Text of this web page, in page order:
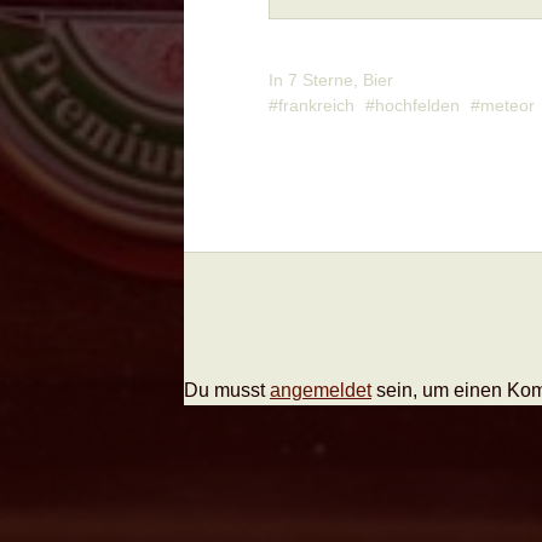
In 7 Sterne
Bier
frankreich
hochfelden meteor
Du musstangemeldetsein, um einen